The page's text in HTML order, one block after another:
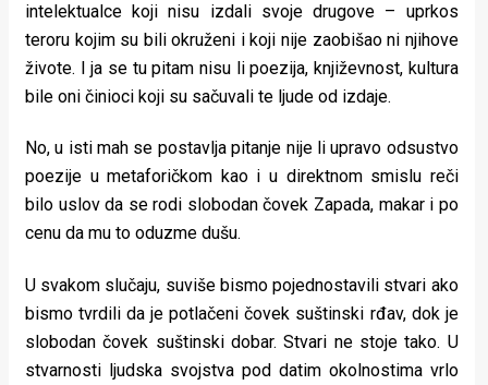
intelektualce koji nisu izdali svoje drugove – uprkos
teroru kojim su bili okruženi i koji nije zaobišao ni njihove
živote. I ja se tu pitam nisu li poezija, književnost, kultura
bile oni činioci koji su sačuvali te ljude od izdaje.
No, u isti mah se postavlja pitanje nije li upravo odsustvo
poezije u metaforičkom kao i u direktnom smislu reči
bilo uslov da se rodi slobodan čovek Zapada, makar i po
cenu da mu to oduzme dušu.
U svakom slučaju, suviše bismo pojednostavili stvari ako
bismo tvrdili da je potlačeni čovek suštinski rđav, dok je
slobodan čovek suštinski dobar. Stvari ne stoje tako. U
stvarnosti ljudska svojstva pod datim okolnostima vrlo